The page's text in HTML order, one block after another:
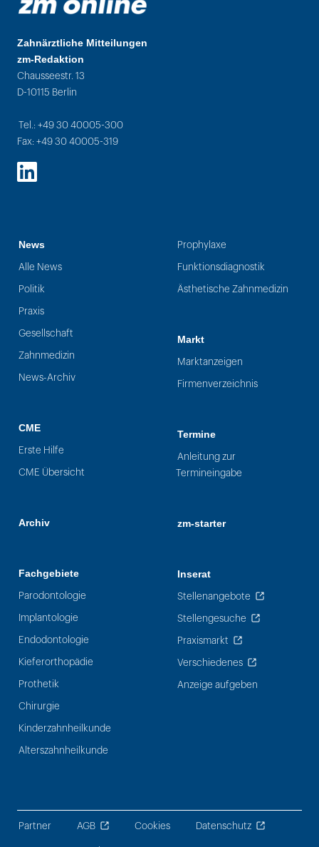
Zahnärztliche Mitteilungen
zm-Redaktion
Chausseestr. 13
D-10115 Berlin
Tel.: +49 30 40005-300
Fax: +49 30 40005-319
LinkedIn
News
Alle News
Politik
Praxis
Gesellschaft
Zahnmedizin
News-Archiv
CME
Erste Hilfe
CME Übersicht
Archiv
Fachgebiete
Parodontologie
Implantologie
Endodontologie
Kieferorthopädie
Prothetik
Chirurgie
Kinderzahnheilkunde
Alterszahnheilkunde
Prophylaxe
Funktionsdiagnostik
Ästhetische Zahnmedizin
Markt
Marktanzeigen
Firmenverzeichnis
Termine
Anleitung zur
Termineingabe
zm-starter
Inserat
Stellenangebote
Stellengesuche
Praxismarkt
Verschiedenes
Anzeige aufgeben
Partner AGB Cookies Datenschutz